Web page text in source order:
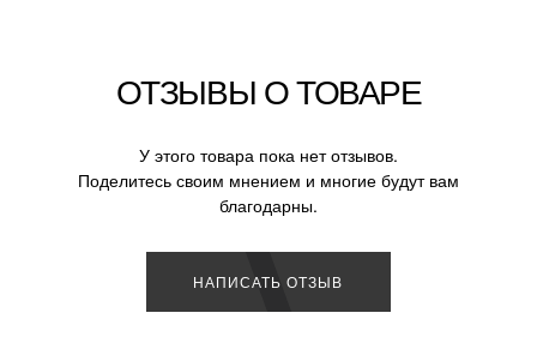
ОТЗЫВЫ О ТОВАРЕ
У этого товара пока нет отзывов.
Поделитесь своим мнением и многие будут вам
благодарны.
НАПИСАТЬ ОТЗЫВ